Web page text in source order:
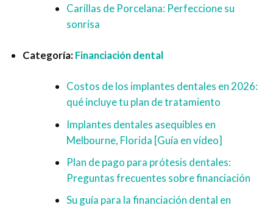
Carillas de Porcelana: Perfeccione su
sonrisa
Categoría:Financiación dental
Costos de los implantes dentales en 2026:
qué incluye tu plan de tratamiento
Implantes dentales asequibles en
Melbourne, Florida [Guía en vídeo]
Plan de pago para prótesis dentales:
Preguntas frecuentes sobre financiación
Su guía para la financiación dental en